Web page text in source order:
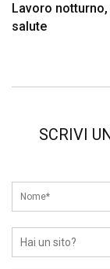
Lavoro
salute
SCRIVI